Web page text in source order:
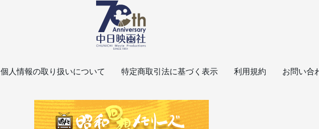
個人情報の取り扱いについて 特定商取引法に基づく表示 利用規約 お問い合